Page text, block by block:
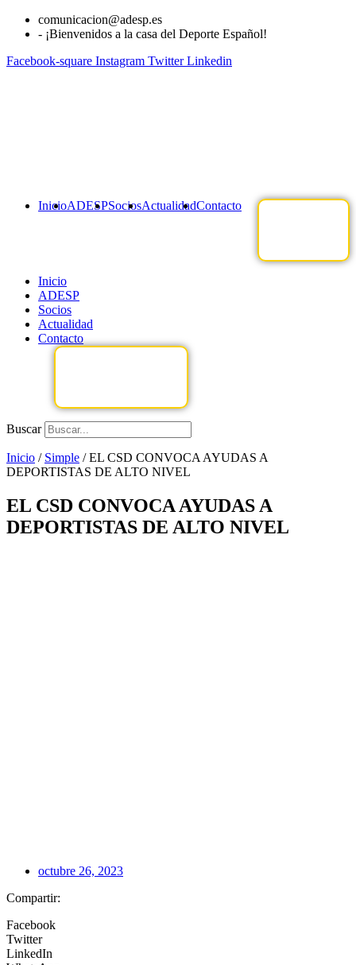
comunicacion@adesp.es
- ¡Bienvenidos a la casa del Deporte Español!
Facebook-square Instagram Twitter Linkedin
InicioADESPSociosActualidadContacto
Inicio
ADESP
Socios
Actualidad
Contacto
Buscar
Inicio / Simple /EL CSD CONVOCA AYUDAS A
DEPORTISTAS DE ALTO NIVEL
EL CSD CONVOCA AYUDAS A
DEPORTISTAS DE ALTO NIVEL
octubre 26, 2023
Compartir:
Facebook
Twitter
LinkedIn